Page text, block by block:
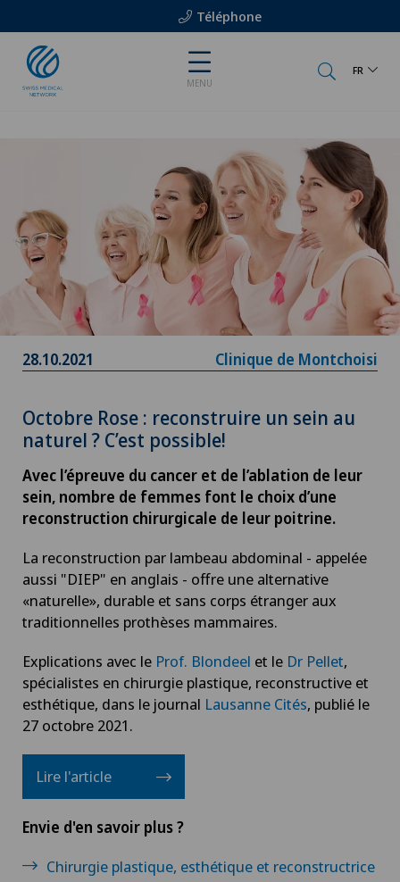
Téléphone
MENU
FR
28.10.2021 Clinique de Montchoisi
Octobre Rose : reconstruire un sein au
naturel ? C’est possible!
Avec l’épreuve du cancer et de l’ablation de leur
sein, nombre de femmes font le choix d’une
reconstruction chirurgicale de leur poitrine.
La reconstruction par lambeau abdominal - appelée
aussi "DIEP" en anglais - offre une alternative
«naturelle», durable et sans corps étranger aux
traditionnelles prothèses mammaires.
Explications avec le Prof. Blondeel et le Dr Pellet,
spécialistes en chirurgie plastique, reconstructive et
esthétique, dans le journal Lausanne Cités, publié le
27 octobre 2021.
Lire l'article
Envie d'en savoir plus ?
Chirurgie plastique, esthétique et reconstructrice